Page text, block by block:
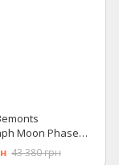
Moon Phase
43 380 грн